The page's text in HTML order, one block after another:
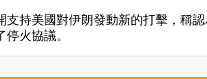
支持美國對伊朗發動新的打擊，稱
火協議。